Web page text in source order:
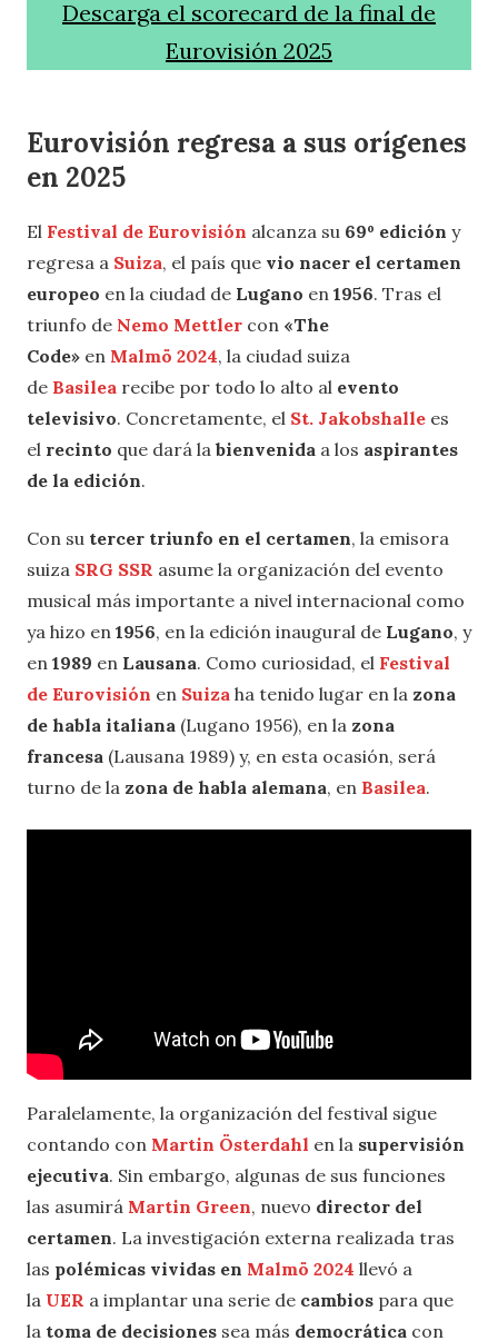
Descarga el scorecard de la final de
Eurovisión 2025
Eurovisión regresa a sus orígenes
en 2025
El Festival de Eurovisión alcanza su 69º edición y
regresa a Suiza, el país que vio nacer el certamen
europeo en la ciudad de Lugano en 1956. Tras el
triunfo de Nemo Mettler con «The
Code» en Malmö 2024, la ciudad suiza
de Basilea recibe por todo lo alto al evento
televisivo. Concretamente, el St. Jakobshalle es
el recinto que dará la bienvenida a los aspirantes
de la edición.
Con su tercer triunfo en el certamen, la emisora
suiza SRG SSR asume la organización del evento
musical más importante a nivel internacional como
ya hizo en 1956, en la edición inaugural de Lugano, y
en 1989 en Lausana. Como curiosidad, el Festival
de Eurovisión en Suiza ha tenido lugar en la zona
de habla italiana (Lugano 1956), en la zona
francesa (Lausana 1989) y, en esta ocasión, será
turno de la zona de habla alemana, en Basilea.
Paralelamente, la organización del festival sigue
contando con Martin Österdahl en la supervisión
ejecutiva. Sin embargo, algunas de sus funciones
las asumirá Martin Green, nuevo director del
certamen. La investigación externa realizada tras
las polémicas vividas en Malmö 2024 llevó a
la UER a implantar una serie de cambios para que
la toma de decisiones sea más democrática con